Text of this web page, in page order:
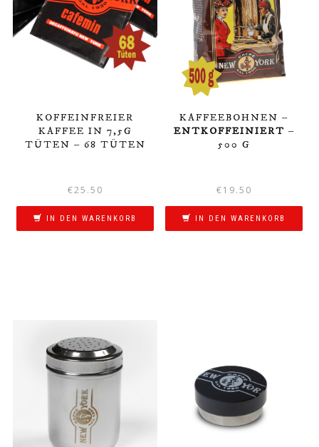
KOFFEINFREIER
KAFFEE IN 7,5G
TÜTEN – 68 TÜTEN
€25.50
IN DEN WARENKORB
KAFFEEBOHNEN –
ENTKOFFEINIERT –
500 G
€19.50
IN DEN WARENKORB